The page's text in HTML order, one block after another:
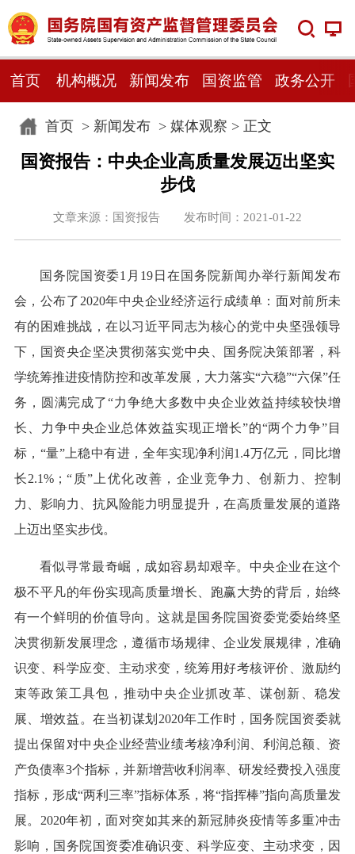
首页 机构概况 新闻发布 国资监管 政务公开
首页> 新闻发布> 媒体观察 > 正文
国资报告：中央企业高质量发展迈出坚实
步伐
文章来源：国资报告 发布时间：2021-01-22
国务院国资委1月19日在国务院新闻办举行新闻发布
会，公布了2020年中央企业经济运行成绩单：面对前所未
有的困难挑战，在以习近平同志为核心的党中央坚强领导
下，国资央企坚决贯彻落实党中央、国务院决策部署，科
学统筹推进疫情防控和改革发展，大力落实“六稳”“六保”任
务，圆满完成了“力争绝大多数中央企业效益持续较快增
长、力争中央企业总体效益实现正增长”的“两个力争”目
标，“量”上稳中有进，全年实现净利润1.4万亿元，同比增
长2.1%；“质”上优化改善，企业竞争力、创新力、控制
力、影响力、抗风险能力明显提升，在高质量发展的道路
上迈出坚实步伐。
看似寻常最奇崛，成如容易却艰辛。中央企业在这个
极不平凡的年份实现高质量增长、跑赢大势的背后，始终
有一个鲜明的价值导向。这就是国务院国资委党委始终坚
决贯彻新发展理念，遵循市场规律、企业发展规律，准确
识变、科学应变、主动求变，统筹用好考核评价、激励约
束等政策工具包，推动中央企业抓改革、谋创新、稳发
展、增效益。在当初谋划2020年工作时，国务院国资委就
提出保留对中央企业经营业绩考核净利润、利润总额、资
产负债率3个指标，并新增营收利润率、研发经费投入强度
指标，形成“两利三率”指标体系，将“指挥棒”指向高质量发
展。2020年初，面对突如其来的新冠肺炎疫情等多重冲击
影响，国务院国资委准确识变、科学应变、主动求变，因